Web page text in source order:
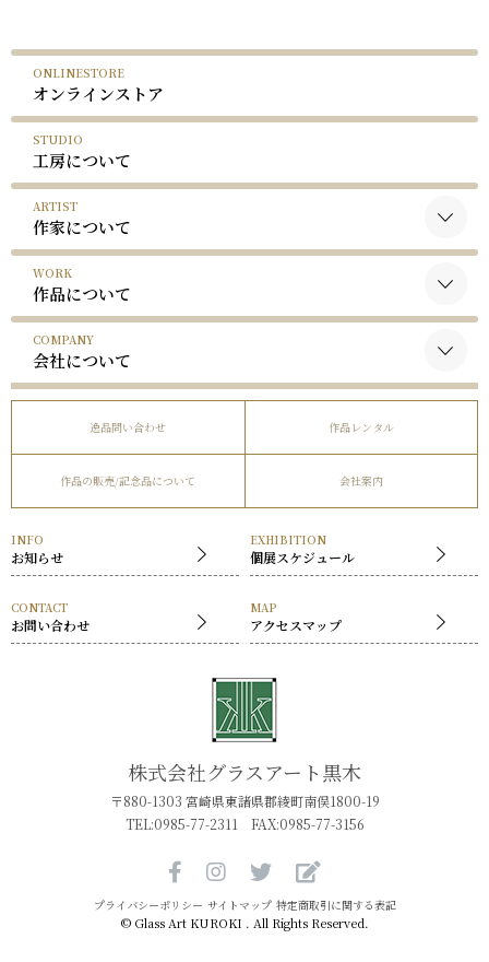
ONLINESTORE
オンラインストア
STUDIO
工房について
ARTIST
作家について
黒木国昭について
谷口榮について
略歴
受賞歴
WORK
作品について
黒木国昭の作品
谷口榮の作品
COMPANY
会社について
社長挨拶
逸品問い合わせ 作品レンタル
作品の販売/記念品について 会社案内
INFO
お知らせ
EXHIBITION
個展スケジュール
CONTACT
お問い合わせ
MAP
アクセスマップ
株式会社グラスアート黒木
〒880-1303 宮崎県東諸県郡綾町南俣1800-19
TEL:0985-77-2311 FAX:0985-77-3156
プライバシーポリシー サイトマップ 特定商取引に関する表記
© Glass Art KUROKI . All Rights Reserved.